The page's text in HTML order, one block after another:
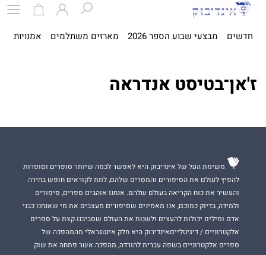
חדשים מבצעי שבוע הספר 2026 מארזים משתלמים אמנויות
ז'אן־בטיסט אנדראה
משימת העל של אינדיבוק היא לאפשר לכמה שיותר סופרים וסופרות
להפיץ לעולם את הסיפורים והמסרים שלהם, לתת לקוראים חופש בחירה
והעשיר את כוח הקריאה בעולם שלהם. אנחנו אוהבים ספרים, סיפורים
ולמידה, בדיוק כמוכם, אנו מאמינים שסיפורים מעצבים את מי שאנחנו כבני
אדם ומילים יכולות להעצים ולשנות את העולם שסביבנו.קצת על ספרים
אלקטרוניים / דיגיטלייםאינדיבוק היא חלק אינטגראלי מהמהפכה של
ספרים אלקטרוניים בשפה עברית להורדה, מהפכה אשר פתחה את שוק